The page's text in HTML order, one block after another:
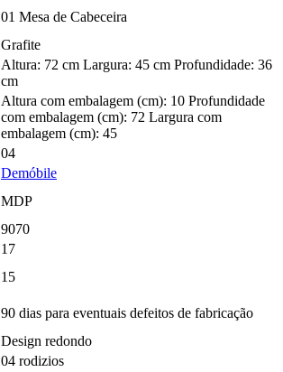
01 Mesa de Cabeceira
Grafite
Altura: 72 cm Largura: 45 cm Profundidade: 36
cm
Altura com embalagem (cm): 10 Profundidade
com embalagem (cm): 72 Largura com
embalagem (cm): 45
04
Demóbile
MDP
9070
17
15
90 dias para eventuais defeitos de fabricação
Design redondo
04 rodizios